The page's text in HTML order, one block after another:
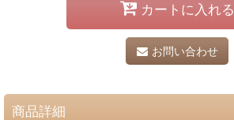
カートに入れる
お問い合わせ
商品詳細